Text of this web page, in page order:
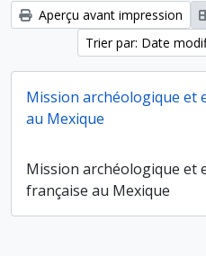
Aperçu avant impression
Trier par: Date
Mission archéologique et
au Mexique
Mission archéologique et
française au Mexique